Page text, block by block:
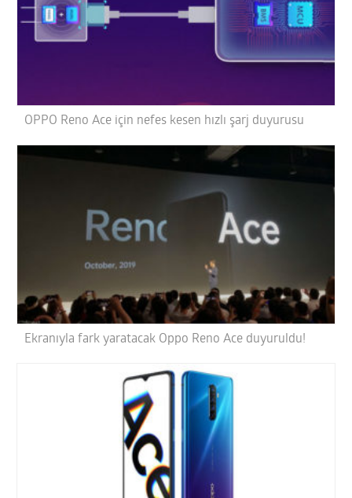
OPPO Reno Ace için nefes kesen hızlı şarj duyurusu
Ekranıyla fark yaratacak Oppo Reno Ace duyuruldu!